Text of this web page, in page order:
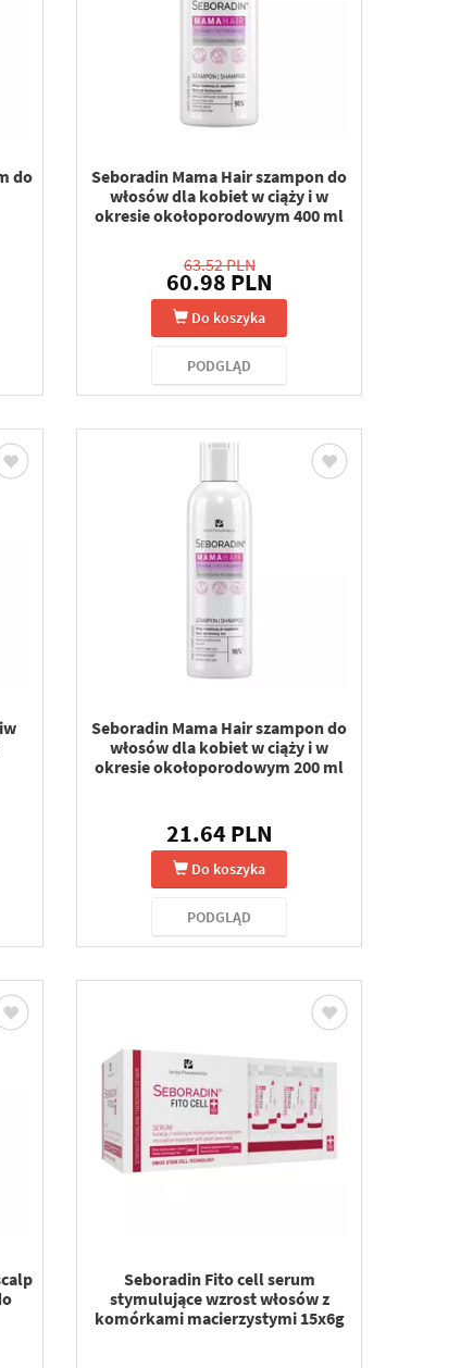
do
Seboradin Mama Hair szampon do
włosów dla kobiet w ciąży i w
okresie okołoporodowym 400 ml
63.52 PLN
60.98 PLN
Do koszyka
PODGLĄD
Seboradin Mama Hair szampon do
włosów dla kobiet w ciąży i w
okresie okołoporodowym 200 ml
21.64 PLN
Do koszyka
PODGLĄD
Seboradin Fito cell serum
stymulujące wzrost włosów z
komórkami macierzystymi 15x6g